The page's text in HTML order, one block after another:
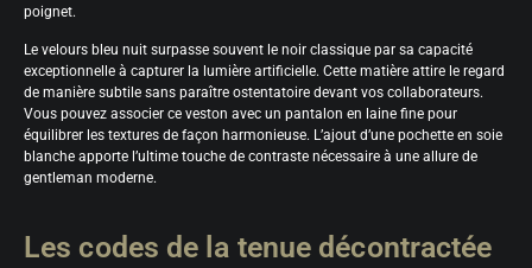
poignet.
Le velours bleu nuit surpasse souvent le noir classique par sa capacité
exceptionnelle à capturer la lumière artificielle. Cette matière attire le regard
de manière subtile sans paraître ostentatoire devant vos collaborateurs.
Vous pouvez associer ce veston avec un pantalon en laine fine pour
équilibrer les textures de façon harmonieuse. L’ajout d’une pochette en soie
blanche apporte l’ultime touche de contraste nécessaire à une allure de
gentleman moderne.
Les codes de la tenue décontractée